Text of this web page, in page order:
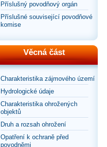
Příslušný povodňový orgán
Příslušné související povodňové
komise
Věcná část
Charakteristika zájmového území
Hydrologické údaje
Charakteristika ohrožených
objektů
Druh a rozsah ohrožení
Opatření k ochraně před
povodněmi